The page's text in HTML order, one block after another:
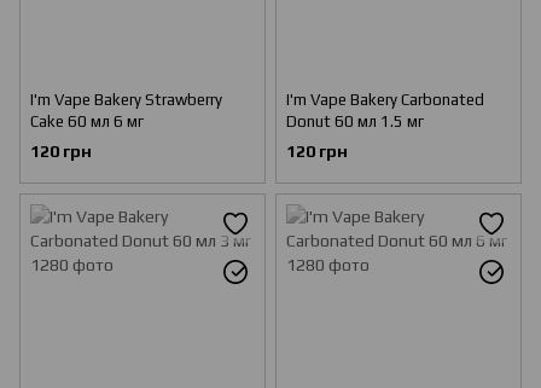
I'm Vape Bakery Strawberry
Cake 60 мл 6 мг
120 грн
I'm Vape Bakery Carbonated
Donut 60 мл 1.5 мг
120 грн